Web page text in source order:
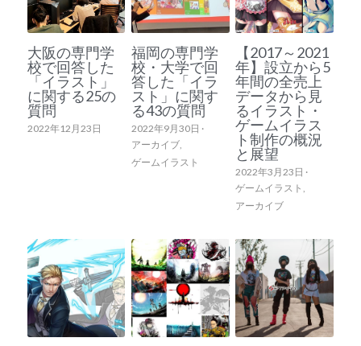
大阪の専門学
校で回答した
「イラスト」
に関する25の
質問
2022年12月23日
福岡の専門学
校・大学で回
答した「イラ
スト」に関す
る43の質問
2022年9月30日 ·
アーカイブ,
ゲームイラスト
【2017～2021
年】設立から5
年間の全売上
データから見
るイラスト・
ゲームイラス
ト制作の概況
と展望
2022年3月23日 ·
ゲームイラスト,
アーカイブ